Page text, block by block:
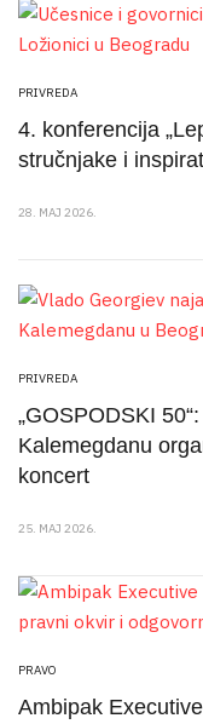
PRIVREDA
4. konferencija
stručnjake i
28. MAJ 2026.
PRIVREDA
„GOSPODSKI
Kalemegdanu
koncert
25. MAJ 2026.
PRAVO
Ambipak